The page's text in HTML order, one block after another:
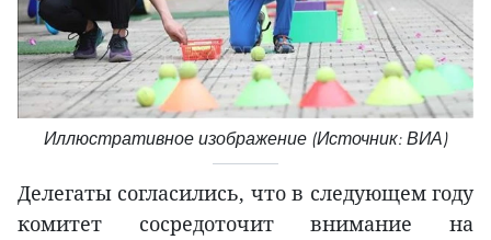
Иллюстративное изображение (Источник: ВИА)
Делегаты согласились, что в следующем году
комитет сосредоточит внимание на